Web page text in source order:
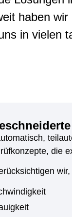
haben
in vielen
die